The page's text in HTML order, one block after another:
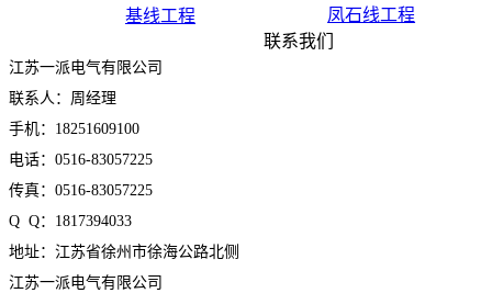
基线工程
凤石线工程
联系我们
江苏一派电气有限公司
联系人：周经理
手机：18251609100
电话：0516-83057225
传真：0516-83057225
Q Q：1817394033
地址：江苏省徐州市徐海公路北侧
江苏一派电气有限公司